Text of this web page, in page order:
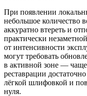
При появлении
небольшое количество
аккуратно втереть и
практически
от интенсивности
могут требовать
в активной зоне —
реставрации
лёгкой шлифовкой и
нуля.